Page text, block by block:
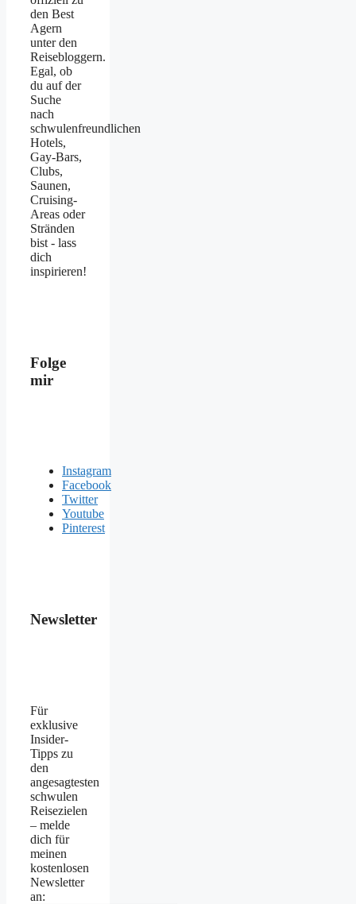
den Best
Agern
unter den
Reisebloggern.
Egal, ob
du auf der
Suche
nach
schwulenfreundlichen
Hotels,
Gay-Bars,
Clubs,
Saunen,
Cruising-
Areas oder
Stränden
bist - lass
dich
inspirieren!
Folge
mir
Instagram
Facebook
Twitter
Youtube
Pinterest
Newsletter
Für
exklusive
Insider-
Tipps zu
den
angesagtesten
schwulen
Reisezielen
– melde
dich für
meinen
kostenlosen
Newsletter
an: